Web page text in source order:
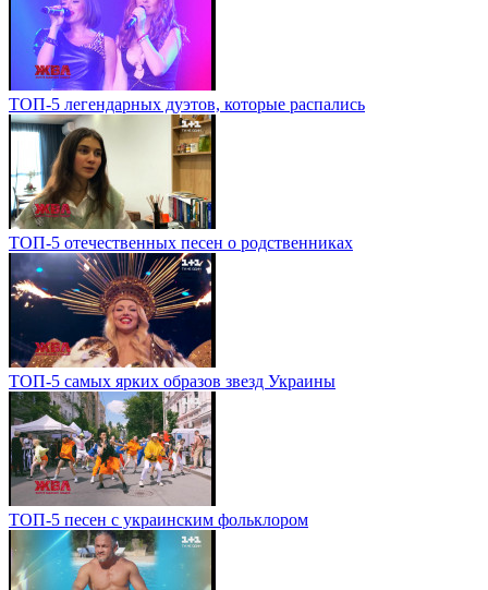
ТОП-5 легендарных дуэтов, которые распались
ТОП-5 отечественных песен о родственниках
ТОП-5 самых ярких образов звезд Украины
ТОП-5 песен с украинским фольклором